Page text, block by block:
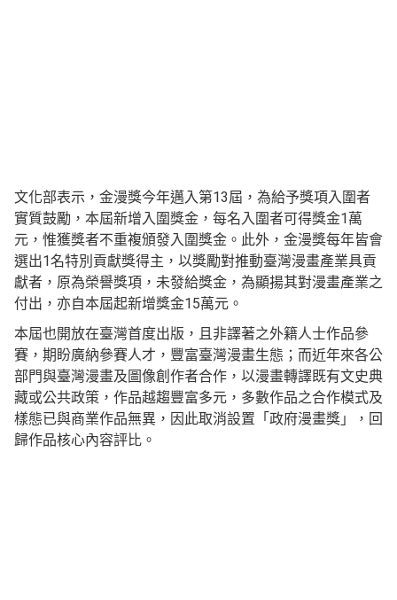
文化部表示，金漫獎今年邁入第13屆，為給予獎項入圍者
實質鼓勵，本屆新增入圍獎金，每名入圍者可得獎金1萬
元，惟獲獎者不重複頒發入圍獎金。此外，金漫獎每年皆會
選出1名特別貢獻獎得主，以獎勵對推動臺灣漫畫產業具貢
獻者，原為榮譽獎項，未發給獎金，為顯揚其對漫畫產業之
付出，亦自本屆起新增獎金15萬元。
本屆也開放在臺灣首度出版，且非譯著之外籍人士作品參
賽，期盼廣納參賽人才，豐富臺灣漫畫生態；而近年來各公
部門與臺灣漫畫及圖像創作者合作，以漫畫轉譯既有文史典
藏或公共政策，作品越趨豐富多元，多數作品之合作模式及
樣態已與商業作品無異，因此取消設置「政府漫畫獎」，回
歸作品核心內容評比。